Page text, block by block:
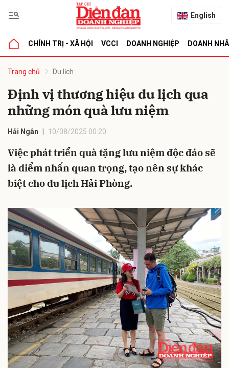
English
CHÍNH TRỊ - XÃ HỘI VCCI DOANH NGHIỆP DOANH
Trang chủ Du lịch
Định vị thương hiệu du lịch qua
những món quà lưu niệm
Hải Ngân 10/08/2025 00:20
Việc phát triển quà tặng lưu niệm độc đáo sẽ
là điểm nhấn quan trọng, tạo nên sự khác
biệt cho du lịch Hải Phòng.
luận
Hủy